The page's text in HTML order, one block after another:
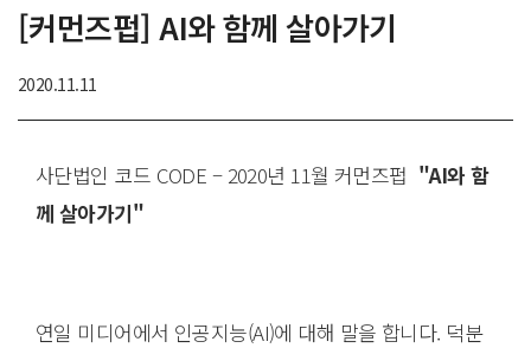
[커먼즈펍] AI와 함께 살아가기
작
2020.11.11
사단법인 코드 CODE – 2020년 11월 커먼즈펍 "AI와 함
께 살아가기"
연일 미디어에서 인공지능(AI)에 대해 말을 합니다. 덕분